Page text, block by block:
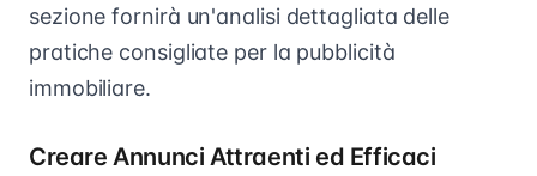
sezione fornirà un'analisi dettagliata delle
pratiche consigliate per la pubblicità
immobiliare.
Creare Annunci Attraenti ed Efficaci